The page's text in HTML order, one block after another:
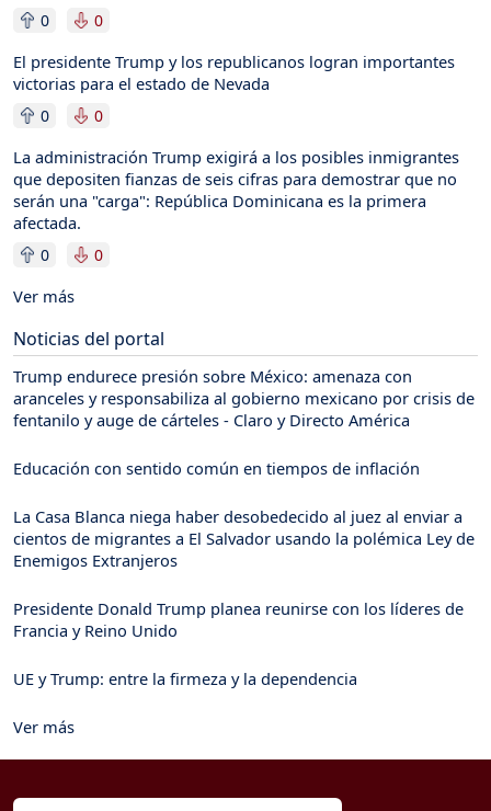
0 0
El presidente Trump y los republicanos logran importantes
victorias para el estado de Nevada
0 0
La administración Trump exigirá a los posibles inmigrantes
que depositen fianzas de seis cifras para demostrar que no
serán una "carga": República Dominicana es la primera
afectada.
0 0
Ver más
Noticias del portal
Trump endurece presión sobre México: amenaza con
aranceles y responsabiliza al gobierno mexicano por crisis de
fentanilo y auge de cárteles - Claro y Directo América
Educación con sentido común en tiempos de inflación
La Casa Blanca niega haber desobedecido al juez al enviar a
cientos de migrantes a El Salvador usando la polémica Ley de
Enemigos Extranjeros
Presidente Donald Trump planea reunirse con los líderes de
Francia y Reino Unido
UE y Trump: entre la firmeza y la dependencia
Ver más